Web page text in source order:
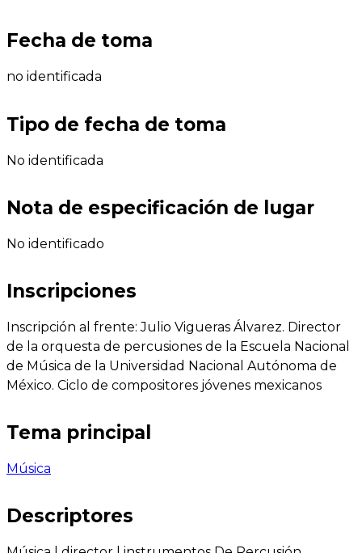
Fecha de toma
no identificada
Tipo de fecha de toma
No identificada
Nota de especificación de lugar
No identificado
Inscripciones
Inscripción al frente: Julio Vigueras Álvarez. Director
de la orquesta de percusiones de la Escuela Nacional
de Música de la Universidad Nacional Autónoma de
México. Ciclo de compositores jóvenes mexicanos
Tema principal
Música
Descriptores